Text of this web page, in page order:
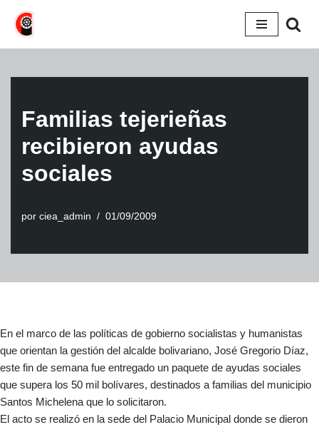
Saltar
Familias tejerieñas
recibieron ayudas
sociales
por ciea_admin 01/09/2009
En el marco de las políticas de gobierno socialistas y humanistas
que orientan la gestión del alcalde bolivariano, José Gregorio Díaz,
este fin de semana fue entregado un paquete de ayudas sociales
que supera los 50 mil bolívares, destinados a familias del municipio
Santos Michelena que lo solicitaron.
El acto se realizó en la sede del Palacio Municipal donde se dieron